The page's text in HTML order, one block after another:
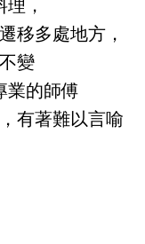
，
移多處地方，
變
業的師傅
有著難以言喻